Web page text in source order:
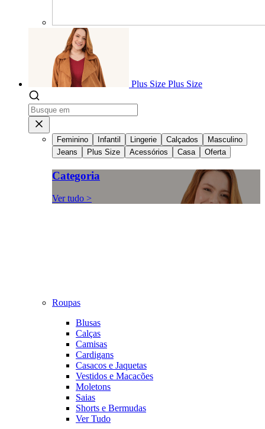
Plus Size Plus Size
Feminino Infantil Lingerie Calçados
Masculino
Jeans
Plus Size Acessórios Casa Oferta
Categoria
Ver tudo >
Roupas
Blusas
Calças
Camisas
Cardigans
Casacos e Jaquetas
Vestidos e Macacões
Moletons
Saias
Shorts e Bermudas
Ver Tudo